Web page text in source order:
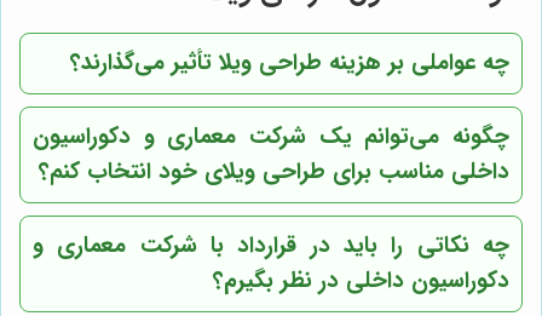
چه عواملی بر هزینه طراحی ویلا تأثیر می‌گذارند؟
چگونه می‌توانم یک شرکت معماری و دکوراسیون
داخلی مناسب برای طراحی ویلای خود انتخاب کنم؟
چه نکاتی را باید در قرارداد با شرکت معماری و
دکوراسیون داخلی در نظر بگیرم؟